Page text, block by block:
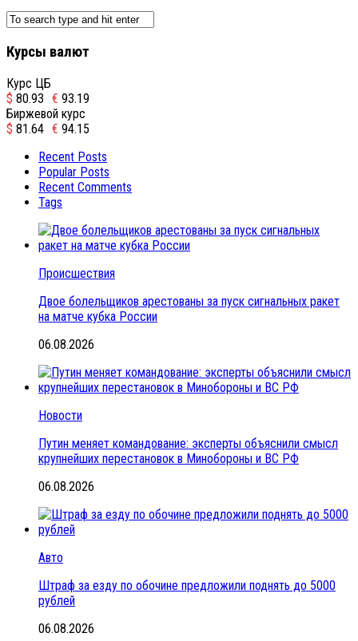
Курсы валют
Курс ЦБ
$ 80.93 € 93.19
Биржевой курс
$ 81.64 € 94.15
Recent Posts
Popular Posts
Recent Comments
Tags
Происшествия
Двое болельщиков арестованы за пуск сигнальных ракет
на матче кубка России
06.08.2026
Новости
Путин меняет командование: эксперты объяснили смысл
крупнейших перестановок в Минобороны и ВС РФ
06.08.2026
Авто
Штраф за езду по обочине предложили поднять до 5000
рублей
06.08.2026